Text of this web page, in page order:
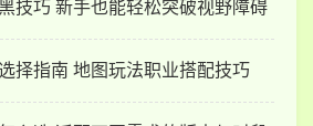
技巧 新手也能轻松突破视野障碍
择指南 地图玩法职业搭配技巧